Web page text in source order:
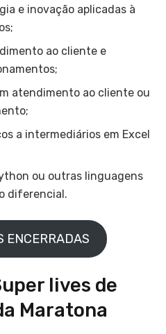
e inovação aplicadas à
ao cliente e
atendimento ao cliente ou
a intermediários em Excel
ou outras linguagens
diferencial.
ENCERRADAS
lives de
Maratona